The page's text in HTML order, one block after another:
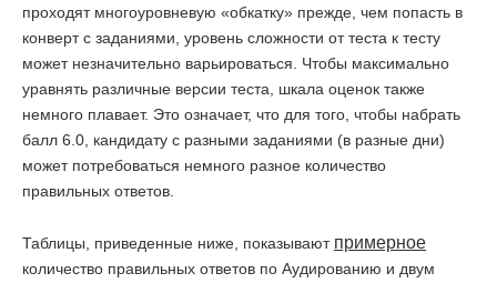
проходят многоуровневую «обкатку» прежде, чем попасть в
конверт с заданиями, уровень сложности от теста к тесту
может незначительно варьироваться. Чтобы максимально
уравнять различные версии теста, шкала оценок также
немного плавает. Это означает, что для того, чтобы набрать
балл 6.0, кандидату с разными заданиями (в разные дни)
может потребоваться немного разное количество
правильных ответов.
Таблицы, приведенные ниже, показывают примерное
количество правильных ответов по Аудированию и двум